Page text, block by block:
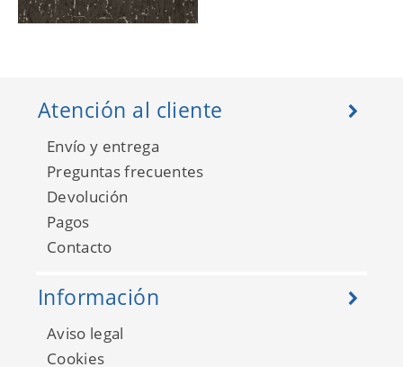
Indigo 4701-11
Atención al cliente
Envío y entrega
Preguntas frecuentes
Devolución
Pagos
Contacto
Información
Aviso legal
Cookies